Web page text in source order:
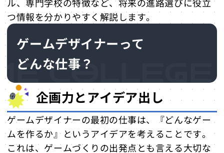
未経験からの進め方
よくある失敗と対策
ゲームデザイナーになるための学科
があるゲーム専門学校の例
ゲームデザイナーのやりがい
著名なゲームデザイナー
宮本 茂（みやもと しげる）
堀井 雄二（ほりい ゆうじ）
まとめ：ゲームデザイナーに向いてい
る人はどんな人？
つ情報を分かりやすく解説します。
ゲームデザイナーって
どんな仕事？
企画力とアイデア出し
ゲームデザイナーの最初の仕事は、『どんなゲー
ムを作るか』というアイデアを考えることです。
これは、ゲームづくりの出発点とも言える大切な